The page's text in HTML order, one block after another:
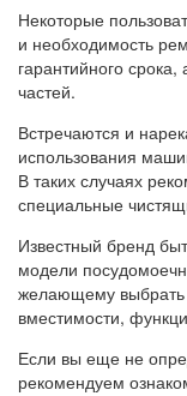
Некоторые
и необходимость
гарантийного
частей.
Встречаются и
использования
В таких случаях
специальные
Известный бренд
модели
желающему выбрать
вместимости,
Если вы еще не
рекомендуем